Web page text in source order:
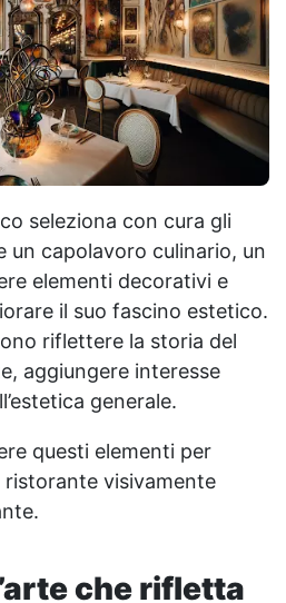
seleziona con cura gli
un capolavoro culinario, un
elementi decorativi e
il suo fascino estetico.
riflettere la storia del
aggiungere interesse
generale.
questi elementi per
visivamente
che rifletta